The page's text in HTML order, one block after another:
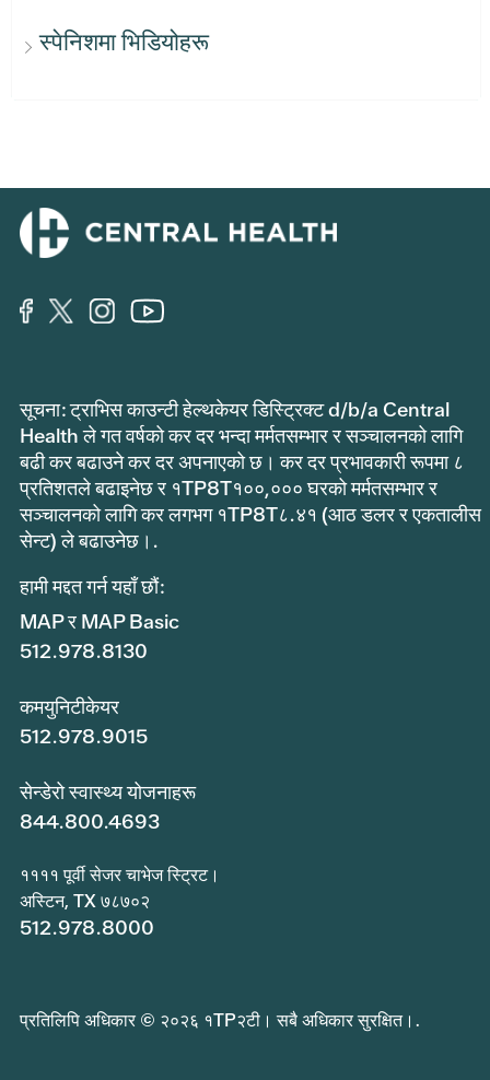
स्पेनिशमा भिडियोहरू
सूचना: ट्राभिस काउन्टी हेल्थकेयर डिस्ट्रिक्ट d/b/a Central
Health ले गत वर्षको कर दर भन्दा मर्मतसम्भार र सञ्चालनको लागि
बढी कर बढाउने कर दर अपनाएको छ। कर दर प्रभावकारी रूपमा ८
प्रतिशतले बढाइनेछ र १TP8T१००,००० घरको मर्मतसम्भार र
सञ्चालनको लागि कर लगभग १TP8T८.४१ (आठ डलर र एकतालीस
सेन्ट) ले बढाउनेछ।.
हामी मद्दत गर्न यहाँ छौं:
MAP र MAP Basic
512.978.8130
कमयुनिटीकेयर
512.978.9015
सेन्डेरो स्वास्थ्य योजनाहरू
844.800.4693
११११ पूर्वी सेजर चाभेज स्ट्रिट।
अस्टिन, TX ७८७०२
512.978.8000
प्रतिलिपि अधिकार © २०२६ १TP२टी। सबै अधिकार सुरक्षित।.